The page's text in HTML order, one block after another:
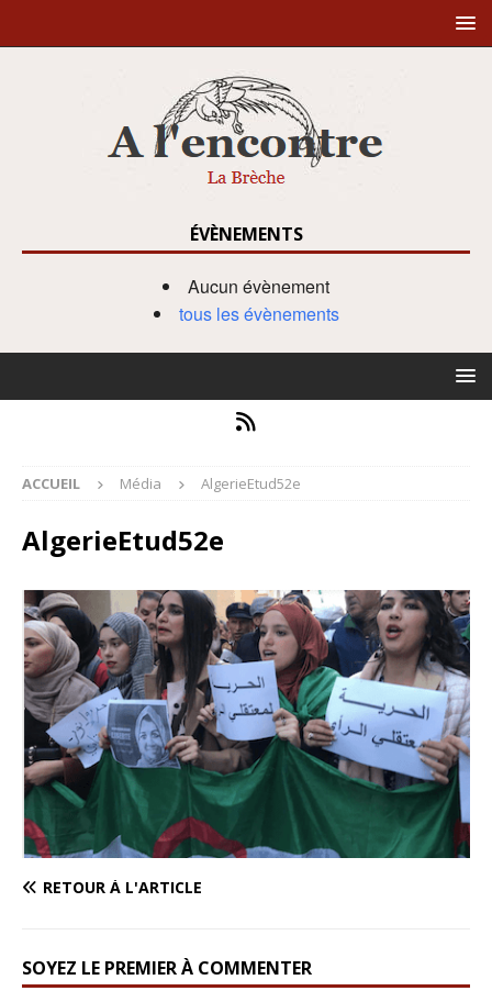
ÉVÈNEMENTS
Aucun évènement
tous les évènements
ACCUEIL Média AlgerieEtud52e
AlgerieEtud52e
RETOUR À L'ARTICLE
SOYEZ LE PREMIER À COMMENTER